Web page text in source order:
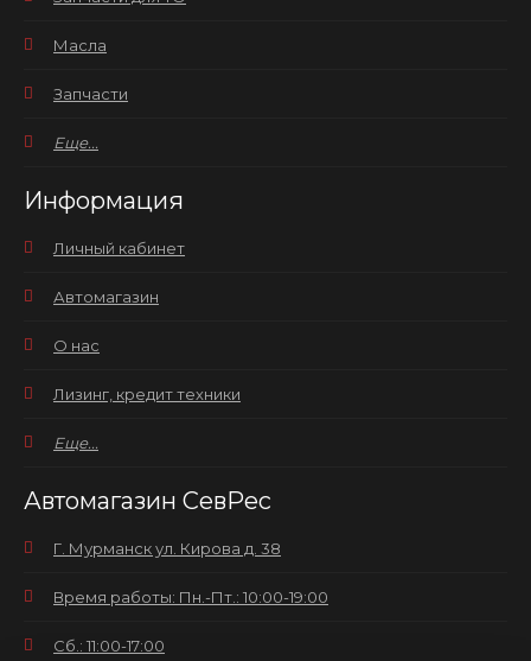
Масла
Запчасти
Еще...
Информация
Личный кабинет
Автомагазин
О нас
Лизинг, кредит техники
Еще...
Автомагазин СевРес
Г. Мурманск ул. Кирова д. 38
Время работы: Пн.-Пт.: 10:00-19:00
Сб.: 11:00-17:00